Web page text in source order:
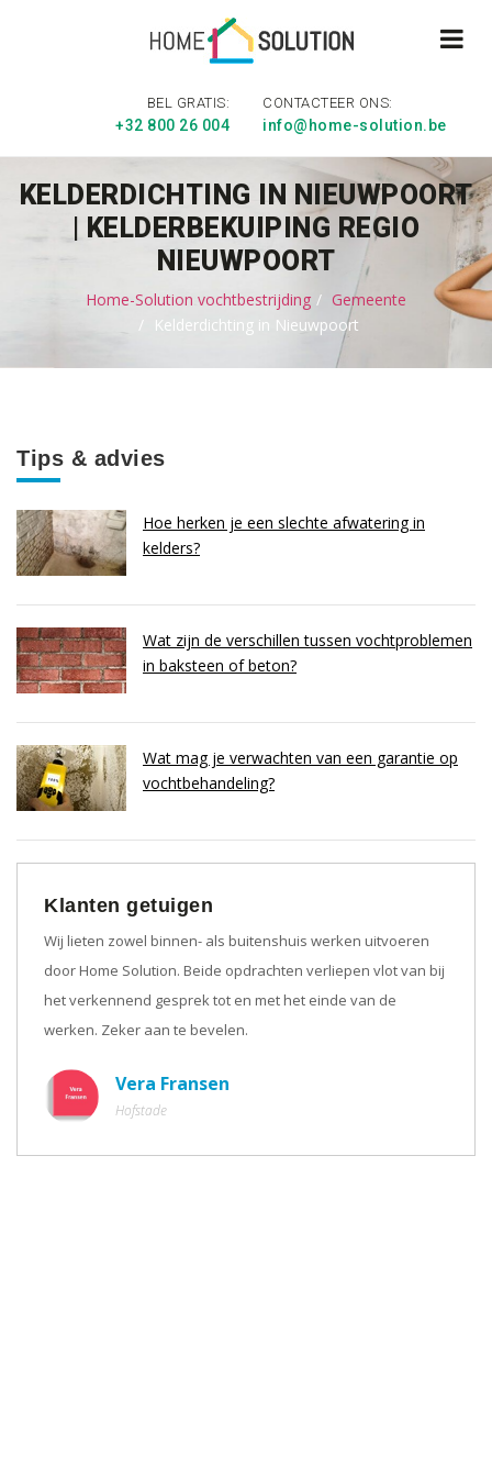
BEL GRATIS:
+32 800 26 004
CONTACTEER ONS:
info@home-solution.be
KELDERDICHTING IN NIEUWPOORT
| KELDERBEKUIPING REGIO
NIEUWPOORT
Home-Solution vochtbestrijding
Gemeente
Kelderdichting in Nieuwpoort
Tips & advies
Hoe herken je een slechte afwatering in
kelders?
Wat zijn de verschillen tussen vochtproblemen
in baksteen of beton?
Wat mag je verwachten van een garantie op
vochtbehandeling?
Klanten getuigen
Wij lieten zowel binnen- als buitenshuis werken uitvoeren
door Home Solution. Beide opdrachten verliepen vlot van bij
het verkennend gesprek tot en met het einde van de
werken. Zeker aan te bevelen.
Vera Fransen
Hofstade